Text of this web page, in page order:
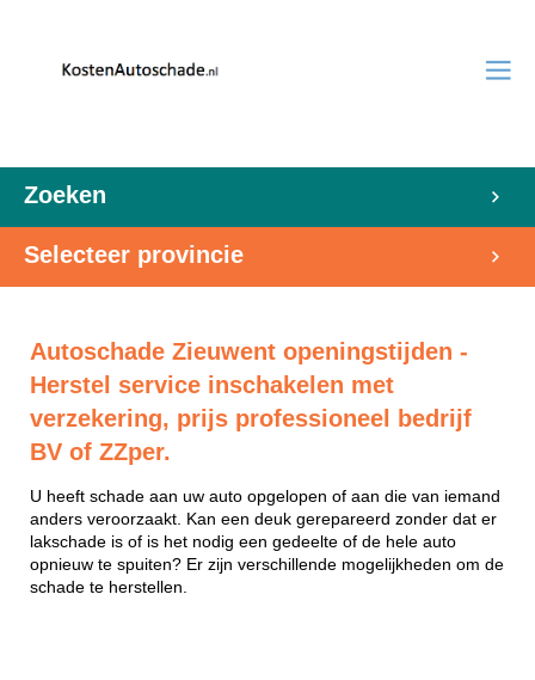
Zoeken
Selecteer provincie
Autoschade Zieuwent openingstijden -
Herstel service inschakelen met
verzekering, prijs professioneel bedrijf
BV of ZZper.
U heeft schade aan uw auto opgelopen of aan die van iemand
anders veroorzaakt. Kan een deuk gerepareerd zonder dat er
lakschade is of is het nodig een gedeelte of de hele auto
opnieuw te spuiten? Er zijn verschillende mogelijkheden om de
schade te herstellen.